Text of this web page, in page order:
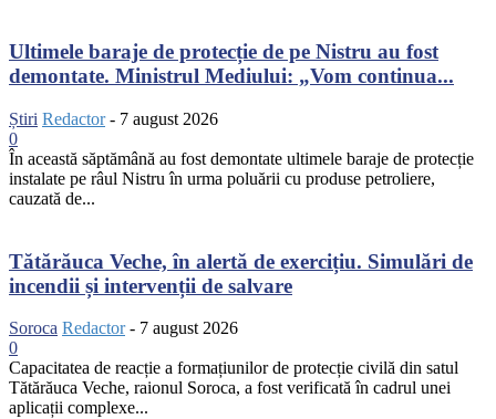
Ultimele baraje de protecție de pe Nistru au fost
demontate. Ministrul Mediului: „Vom continua...
Știri Redactor - 7 august 2026
0
În această săptămână au fost demontate ultimele baraje de protecție
instalate pe râul Nistru în urma poluării cu produse petroliere,
cauzată de...
Tătărăuca Veche, în alertă de exercițiu. Simulări de
incendii și intervenții de salvare
Soroca Redactor - 7 august 2026
0
Capacitatea de reacție a formațiunilor de protecție civilă din satul
Tătărăuca Veche, raionul Soroca, a fost verificată în cadrul unei
aplicații complexe...